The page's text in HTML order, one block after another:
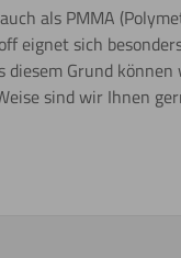
als PMMA
eignet sich
diesem Grund
sind wir Ihnen